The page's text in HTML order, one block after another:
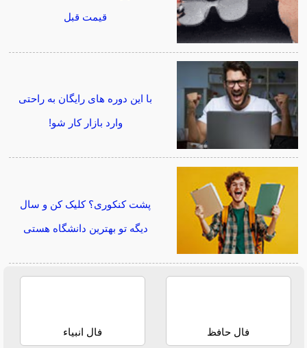
قیمت قبل
با این دوره های رایگان به راحتی
وارد بازار کار شو!
پشت کنکوری؟ کلیک کن و سال
دیگه تو بهترین دانشگاه هستی
فال حافظ فال انبیاء